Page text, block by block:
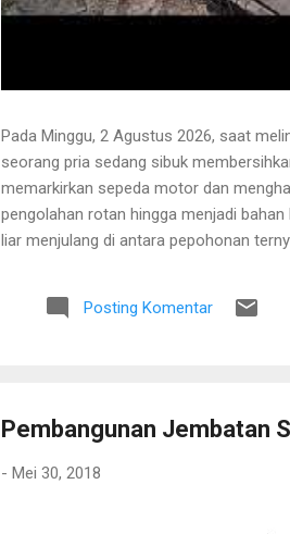
Pada Minggu, 2 Agustus 2026, saat
seorang pria sedang sibuk
memarkirkan sepeda motor dan
pengolahan rotan hingga menjadi
liar menjulang di antara pepohonan
Tanaman itu diperkirakan telah berusia
untuk ditarik dan dipanen. Menurutnya,
Posting Komentar
Pembangunan Jembatan
- Mei 30, 2018